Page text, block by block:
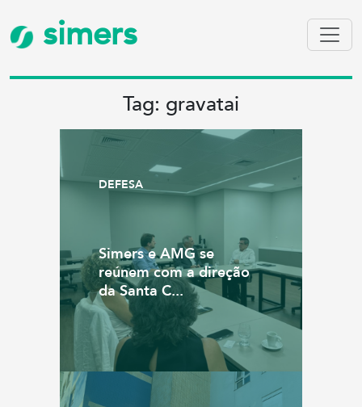
simers
Tag: gravatai
DEFESA
Simers e AMG se
reúnem com a direção
da Santa C...